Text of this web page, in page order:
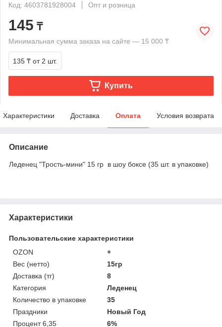
Код: 4603781928004
Опт и розница
145 ₸
Минимальная сумма заказа на сайте — 15 000 ₸
135 ₸ от 2 шт.
Купить
Характеристики Доставка Оплата Условия возврата
Описание
Леденец "Трость-мини" 15 гр в шоу боксе (35 шт. в упаковке)
Характеристики
Пользовательские характеристики
OZON
+
Вес (нетто)
15гр
Доставка (тг)
8
Категория
Леденец
Количество в упаковке
35
Праздники
Новый Год
Процент 6,35
6%